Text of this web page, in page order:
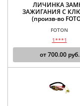
ЛИЧИНКА
ЗАЖИГАНИЯ С
(произв-во
FOTON
1***1
от700.00руб.